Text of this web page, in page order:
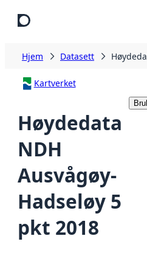
Hjem Datasett
Kartverket
Høydedata
NDH
Ausvågøy-
Hadseløy 5
pkt 2018